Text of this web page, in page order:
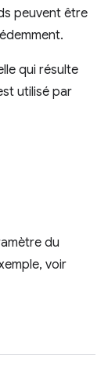
peuvent être
qui résulte
utilisé par
du
voir